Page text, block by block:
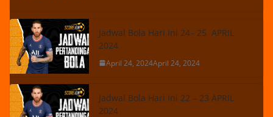
Jadwal Bola Hari Ini 24– 25 APRIL
2024
April 24, 2024April 24, 2024
Jadwal Bola Hari Ini 22 – 23 APRIL
2024